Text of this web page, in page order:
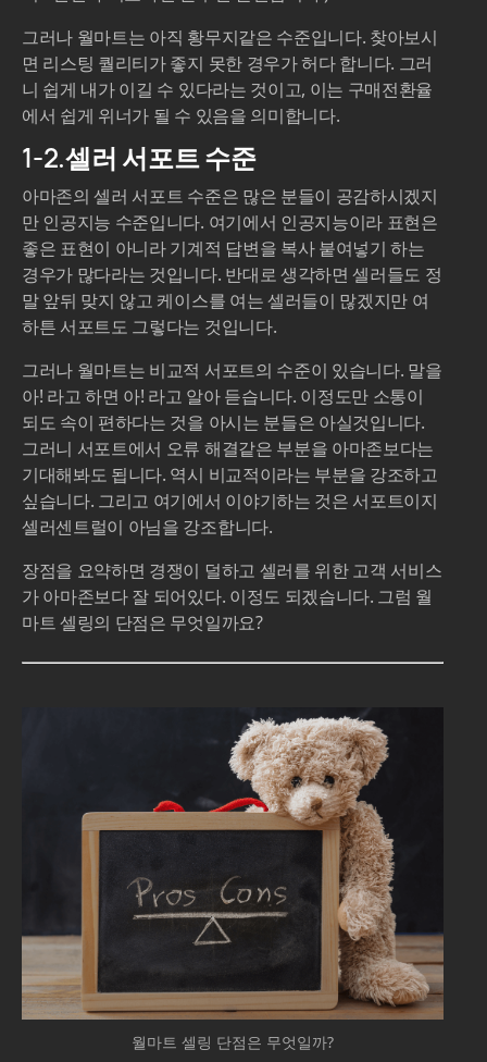
그러나 월마트는 아직 황무지같은 수준입니다. 찾아보시
면 리스팅 퀄리티가 좋지 못한 경우가 허다 합니다. 그러
니 쉽게 내가 이길 수 있다라는 것이고, 이는 구매전환율
에서 쉽게 위너가 될 수 있음을 의미합니다.
1-2.셀러 서포트 수준
아마존의 셀러 서포트 수준은 많은 분들이 공감하시겠지
만 인공지능 수준입니다. 여기에서 인공지능이라 표현은
좋은 표현이 아니라 기계적 답변을 복사 붙여넣기 하는
경우가 많다라는 것입니다. 반대로 생각하면 셀러들도 정
말 앞뒤 맞지 않고 케이스를 여는 셀러들이 많겠지만 여
하튼 서포트도 그렇다는 것입니다.
그러나 월마트는 비교적 서포트의 수준이 있습니다. 말을
아! 라고 하면 아! 라고 알아 듣습니다. 이정도만 소통이
되도 속이 편하다는 것을 아시는 분들은 아실것입니다.
그러니 서포트에서 오류 해결같은 부분을 아마존보다는
기대해봐도 됩니다. 역시 비교적이라는 부분을 강조하고
싶습니다. 그리고 여기에서 이야기하는 것은 서포트이지
셀러센트럴이 아님을 강조합니다.
장점을 요약하면 경쟁이 덜하고 셀러를 위한 고객 서비스
가 아마존보다 잘 되어있다. 이정도 되겠습니다. 그럼 월
마트 셀링의 단점은 무엇일까요?
월마트 셀링 단점은 무엇일까?